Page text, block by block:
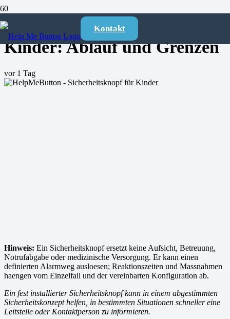
Kontakt
Sicherheitsknopf fuer
Kinder: Ablauf und Grenzen
vor 1 Tag
Hinweis: Ein Sicherheitsknopf ersetzt keine Aufsicht, Betreuung,
Notrufabgabe oder medizinische Versorgung. Er kann einen
definierten Alarmweg ausloesen; Reaktionszeiten und Massnahmen
haengen vom Einzelfall und der vereinbarten Konfiguration ab.
Ein fest installierter Sicherheitsknopf kann in einem abgestimmten
Sicherheitskonzept helfen, in bestimmten Situationen schneller eine
Leitstelle oder Kontaktperson zu informieren.